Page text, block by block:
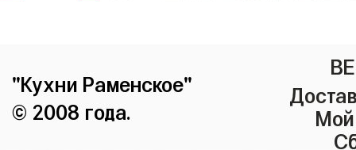
"Кухни Раменское"
© 2008 года.